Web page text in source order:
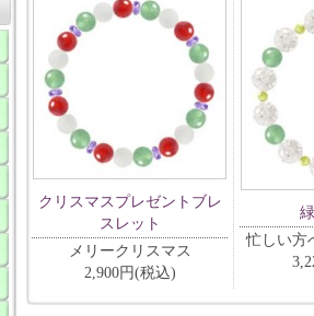
クリスマスプレゼントブレ
スレット
メリークリスマス
2,900円(税込)
忙しい方